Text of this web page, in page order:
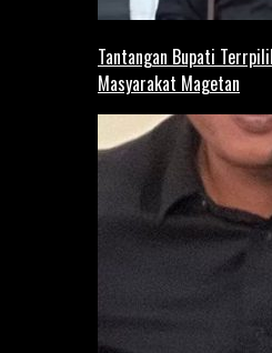
Tantangan Bupati
Masyarakat Magetan